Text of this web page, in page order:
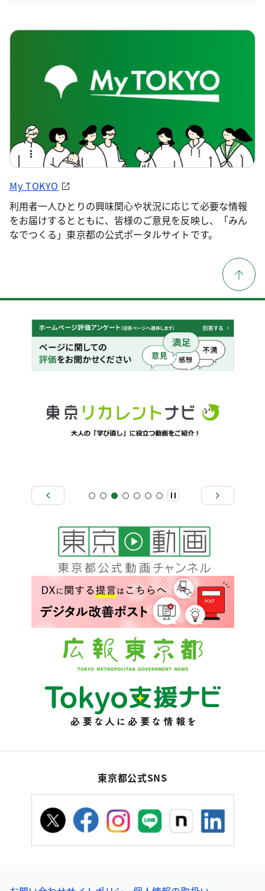
My TOKYO
利用者一人ひとりの興味関心や状況に応じて必要な情報
をお届けするとともに、皆様のご意見を反映し、「みん
なでつくる」東京都の公式ポータルサイトです。
東京都公式SNS